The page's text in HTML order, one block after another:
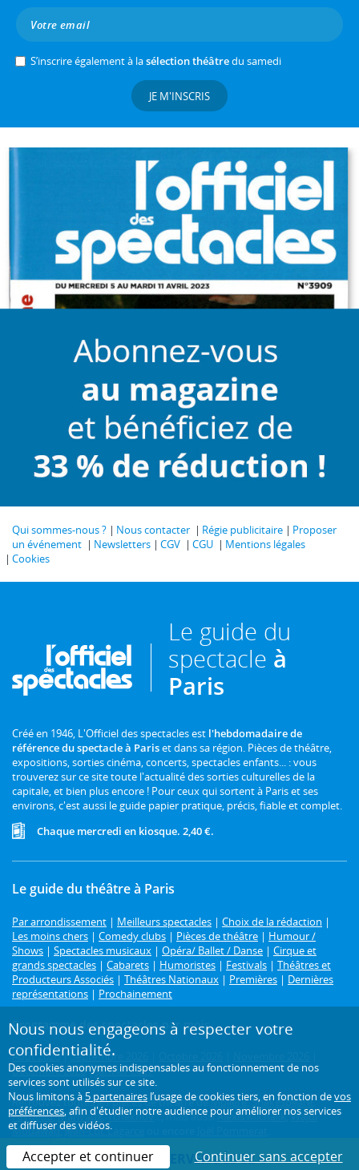
S’inscrire également à lasélection théâtredu samedi
JE M'INSCRIS
Qui sommes-nous ? Nous contacter Régie publicitaire
Proposer
un événement
Newsletters CGV CGU
Mentions légales
Cookies
Le guide du
spectacle à
Paris
Créé en 1946, L'Officiel des spectacles est l'hebdomadaire de
référence du spectacle à Pariset dans sa région. Pièces de théâtre,
expositions, sorties cinéma, concerts, spectacles enfants... : vous
trouverez sur ce site toute l'actualité des sorties culturelles de la
capitale, et bien plus encore ! Pour ceux qui sortent à Paris et ses
environs, c'est aussi le guide papier pratique, précis, fiable et complet.
Chaque mercredi en kiosque. 2,40 €.
Le guide du théâtre à Paris
Par arrondissement | Meilleurs spectacles | Choix de la rédaction |
Les moins chers | Comedy clubs | Pièces de théâtre | Humour /
Shows | Spectacles musicaux | Opéra/ Ballet / Danse | Cirque et
grands spectacles | Cabarets | Humoristes | Festivals | Théâtres et
Producteurs Associés | Théâtres Nationaux | Premières | Dernières
représentations | Prochainement
Programme des spectacles par mois
Août 2026|Septembre 2026
Décembre 2026|Janvier 2027
Retrouvez toutes les pièces de théâtre deMolière,Shakespeare,
Feydeau,Marivaux,Tchekhov..., mais aussiAlexis Michalik,Wajdi
Mouawad,Jean-Luc Lagarce
- 15 % RÉSERVERDÈS 52 €
Nous nous engageons à respecter votre
confidentialité.
Des cookies anonymes indispensables au fonctionnement de nos
services sont utilisés sur ce site.
Nous limitons à 5 partenaires l’usage de cookies tiers, en fonction devos
préférences, afin d'étudier notre audience pour améliorer nos services
et diffuser des vidéos.
Accepter et continuer Continuer sans accepter